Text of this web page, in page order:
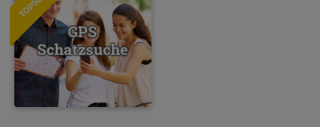
GPS
Schatzsuche